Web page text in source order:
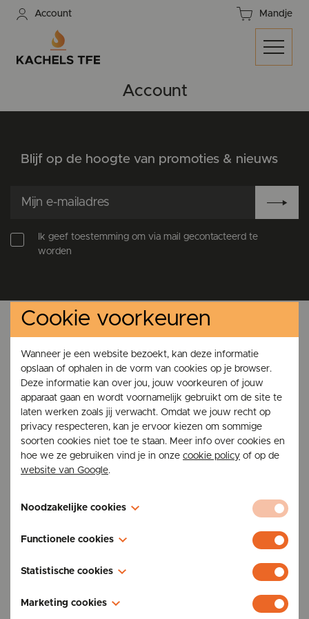
Account Mandje
Account
Blijf op de hoogte van promoties & nieuws
Ik geef toestemming om via mail gecontacteerd te
worden
Kachels & ketels
Houtkachels
Combikachels
Onderhoud
Kachels TFE
Gentsesteenweg 196,
9300 Aalst
BTW: BE 0475.441.639
Cookie voorkeuren
Wanneer je een website bezoekt, kan deze informatie
opslaan of ophalen in de vorm van cookies op je browser.
Deze informatie kan over jou, jouw voorkeuren of jouw
apparaat gaan en wordt voornamelijk gebruikt om de site te
laten werken zoals jij verwacht. Omdat we jouw recht op
privacy respecteren, kan je ervoor kiezen om sommige
soorten cookies niet toe te staan. Meer info over cookies en
hoe we ze gebruiken vind je in onze cookie policy of op de
website van Google.
Noodzakelijke cookies
Deze cookies zijn nodig voor de werking van de website en
kunnen niet worden uitgeschakeld in onze systemen. U kunt
uw browser instellen om deze cookies te blokkeren of u te
waarschuwen, maar sommige delen van de site zullen dan
identificeerbare informatie op.
Functionele cookies
Deze cookies stellen een website in staat om keuzes te
onthouden die u in het verleden hebt gemaakt, zoals uw
voorkeurstaal, de regio waarvoor u weersverwachtingen wilt,
of uw gebruikersnaam en wachtwoord, zodat u automatisch
Statistische cookies
Ook bekend als "prestatiecookies". Deze cookies
verzamelen informatie over hoe u een website gebruikt,
Marketing cookies